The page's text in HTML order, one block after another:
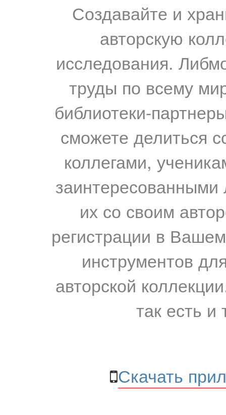
Создавайте и
авторскую
исследования.
труды по всему
библиотеки-
сможете делиться
коллегами,
их со своим
регистрации в
инструментов
авторской
так есть и
Скачать